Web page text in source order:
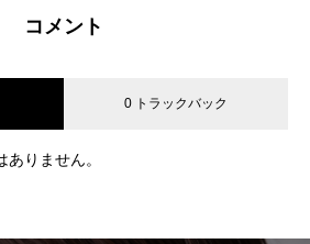
コメント
0 トラックバック
りません。